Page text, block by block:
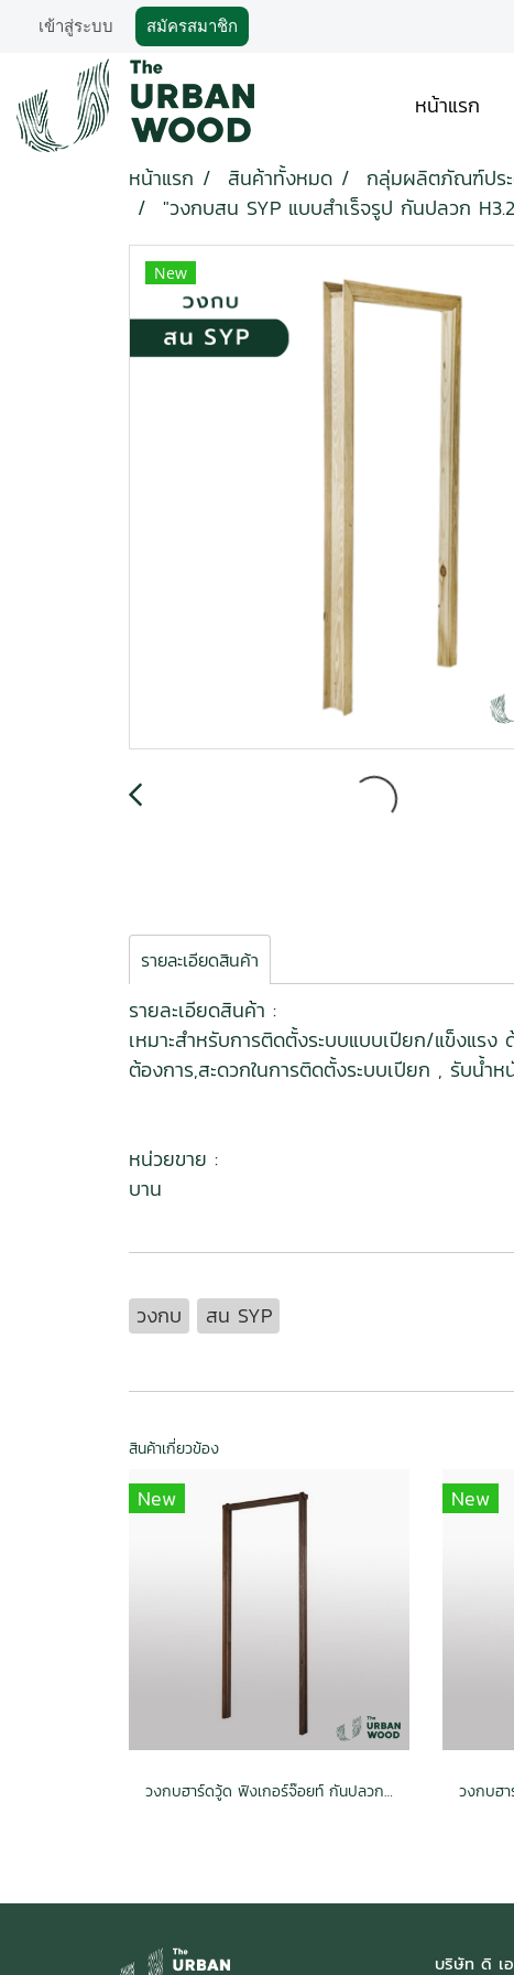
เข้าสู่ระบบ สมัครสมาชิก
หน้าแรก
หน้าแรก สินค้าทั้งหมด กลุ่มผลิตภัณฑ์ปร
"วงกบสน SYP แบบสำเร็จรูป กันปลวก
New
รายละเอียดสินค้า
รายละเอียดสินค้า :
เหมาะสำหรับการติดตั้งระบบแบบเปียก/แข็งแร
ต้องการ,สะดวกในการติดตั้งระบบเปียก , รับน้
หน่วยขาย :
บาน
วงกบ สน SYP
สินค้าเกี่ยวข้อง
New
วงกบฮาร์ดวู้ด ฟิงเกอร์จ๊อยท์ กันปลวก H3.2 สีไม้แดง 42x800x2000 (2x4/42mm.x100mm.)
New
บริษัท ดิ เ